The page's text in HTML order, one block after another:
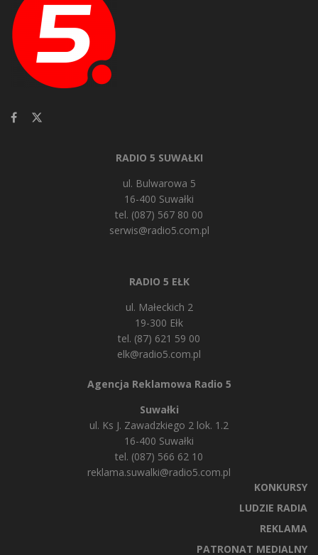
RADIO 5 SUWAŁKI
ul. Bulwarowa 5
16-400 Suwałki
tel. (087) 567 80 00
serwis@radio5.com.pl
RADIO 5 EŁK
ul. Małeckich 2
19-300 Ełk
tel. (87) 621 59 00
elk@radio5.com.pl
Agencja Reklamowa Radio 5
Suwałki
ul. Ks J. Zawadzkiego 2 lok. 1.2
16-400 Suwałki
tel. (087) 566 62 10
reklama.suwalki@radio5.com.pl
KONKURSY
LUDZIE RADIA
REKLAMA
PATRONAT MEDIALNY